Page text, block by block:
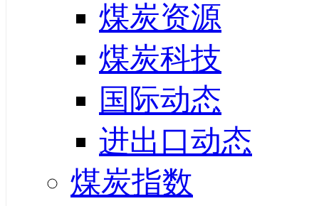
煤炭资源
煤炭科技
国际动态
进出口动态
煤炭指数